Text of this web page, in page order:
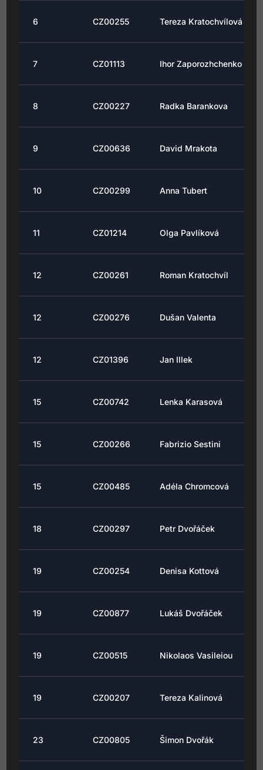
6 CZ00255 Tereza Kratochvílová
7 CZ01113 Ihor Zaporozhchenko
8 CZ00227 Radka Barankova
9 CZ00636 David Mrakota
10 CZ00299 Anna Tubert
11 CZ01214 Olga Pavlíková
12 CZ00261 Roman Kratochvíl
12 CZ00276 Dušan Valenta
12 CZ01396 Jan Illek
15 CZ00742 Lenka Karasová
15 CZ00266 Fabrizio Sestini
15 CZ00485 Adéla Chromcová
18 CZ00297 Petr Dvořáček
19 CZ00254 Denisa Kottová
19 CZ00877 Lukáš Dvořáček
19 CZ00515 Nikolaos Vasileiou
19 CZ00207 Tereza Kalinová
23 CZ00805 Šimon Dvořák